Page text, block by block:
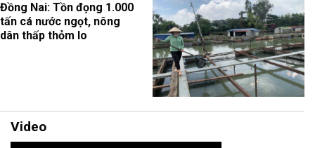
Đồng Nai: Tồn đọng 1.000
tấn cá nước ngọt, nông
dân thấp thỏm lo
Video